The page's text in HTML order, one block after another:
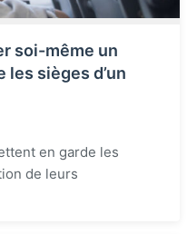
soi-même un
sièges d’un
en garde les
de leurs